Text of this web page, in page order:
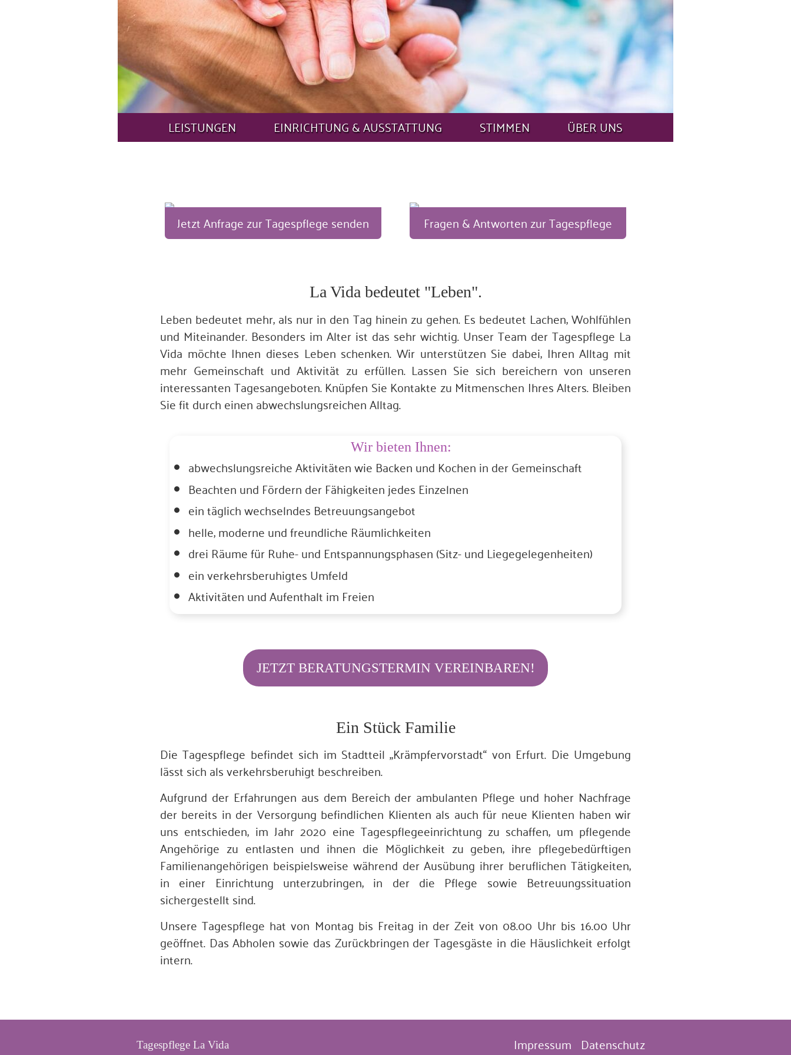
LEISTUNGEN EINRICHTUNG & AUSSTATTUNG STIMMEN ÜBER UNS
Jetzt Anfrage zur Tagespflege senden Fragen & Antworten zur Tagespflege
La Vida bedeutet "Leben".
Leben bedeutet mehr, als nur in den Tag hinein zu gehen. Es bedeutet Lachen, Wohlfühlen
und Miteinander. Besonders im Alter ist das sehr wichtig. Unser Team der Tagespflege La
Vida möchte Ihnen dieses Leben schenken. Wir unterstützen Sie dabei, Ihren Alltag mit
mehr Gemeinschaft und Aktivität zu erfüllen. Lassen Sie sich bereichern von unseren
interessanten Tagesangeboten. Knüpfen Sie Kontakte zu Mitmenschen Ihres Alters. Bleiben
Sie fit durch einen abwechslungsreichen Alltag.
Wir bieten Ihnen:
abwechslungsreiche Aktivitäten wie Backen und Kochen in der Gemeinschaft
Beachten und Fördern der Fähigkeiten jedes Einzelnen
ein täglich wechselndes Betreuungsangebot
helle, moderne und freundliche Räumlichkeiten
drei Räume für Ruhe- und Entspannungsphasen (Sitz- und Liegegelegenheiten)
ein verkehrsberuhigtes Umfeld
Aktivitäten und Aufenthalt im Freien
JETZT BERATUNGSTERMIN VEREINBAREN!
Ein Stück Familie
Die Tagespflege befindet sich im Stadtteil „Krämpfervorstadt“ von Erfurt. Die Umgebung
lässt sich als verkehrsberuhigt beschreiben.
Aufgrund der Erfahrungen aus dem Bereich der ambulanten Pflege und hoher Nachfrage
der bereits in der Versorgung befindlichen Klienten als auch für neue Klienten haben wir
uns entschieden, im Jahr 2020 eine Tagespflegeeinrichtung zu schaffen, um pflegende
Angehörige zu entlasten und ihnen die Möglichkeit zu geben, ihre pflegebedürftigen
Familienangehörigen beispielsweise während der Ausübung ihrer beruflichen Tätigkeiten,
in einer Einrichtung unterzubringen, in der die Pflege sowie Betreuungssituation
sichergestellt sind.
Unsere Tagespflege hat von Montag bis Freitag in der Zeit von 08.00 Uhr bis 16.00 Uhr
geöffnet. Das Abholen sowie das Zurückbringen der Tagesgäste in die Häuslichkeit erfolgt
intern.
Tagespflege La Vida Impressum Datenschutz